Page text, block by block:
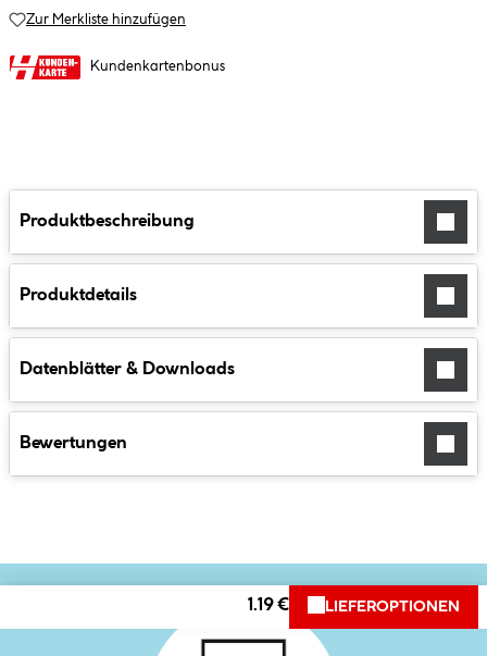
Zur Merkliste hinzufügen
Kundenkartenbonus
Produktbeschreibung
Produktdetails
Datenblätter & Downloads
Bewertungen
1.19 € LIEFEROPTIONEN